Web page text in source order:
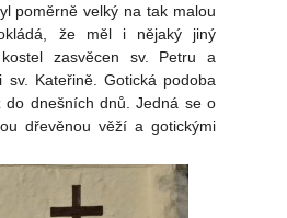
poměrně velký na tak malou
že měl i nějaký jiný
zasvěcen sv. Petru a
sv. Kateřině. Gotická podoba
do dnešních dnů. Jedná se o
dřevěnou věží a gotickými